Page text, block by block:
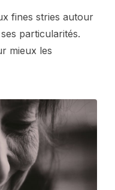
fines stries autour
particularités.
mieux les